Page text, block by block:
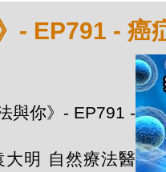
- EP791 - 癌
與你》- EP791 -
明 自然療法醫